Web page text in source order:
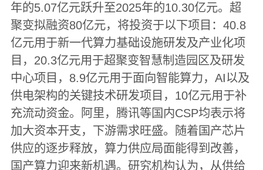
年的5.07亿元跃升至2025年的10.30亿元。超
聚变拟融资80亿元，将投资于以下项目：40.8
亿元用于新一代算力基础设施研发及产业化项
目，20.3亿元用于超聚变智慧制造园区及研发
中心项目，8.9亿元用于面向智能算力，AI以及
供电架构的关键技术研发项目，10亿元用于补
充流动资金。阿里，腾讯等国内CSP均表示将
加大资本开支，下游需求旺盛。随着国产芯片
供应的逐步释放，算力供应局面能得到改善，
国产算力迎来新机遇。研究机构认为，从供给